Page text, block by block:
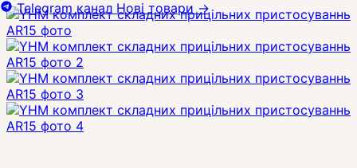
Telegram канал Нові товари→